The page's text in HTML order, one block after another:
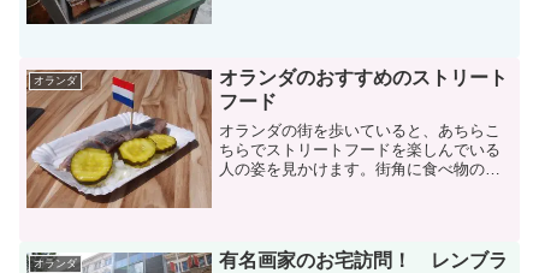
オランダ
オランダのおすすめのストリート
フード
オランダの街を歩いていると、あちらこ
ちらでストリートフードを楽しんでいる
人の姿を見かけます。街角に食べ物のい
つでも気軽に食べられるス...
オランダ
有名画家のお宅訪問！ レンブラ